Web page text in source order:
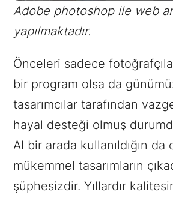
Adobe photoshop ile web
yapılmaktadır.
Önceleri sadece
bir program olsa da
tasarımcılar tarafından
hayal desteği olmuş
AI bir arada kullanıldığın da
mükemmel tasarımların
şüphesizdir. Yıllardır